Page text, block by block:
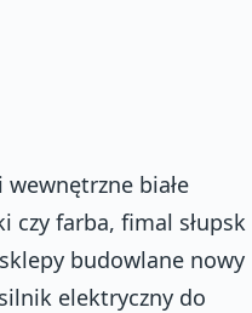
białe
czy farba, fimal słupsk
budowlane nowy
elektryczny do